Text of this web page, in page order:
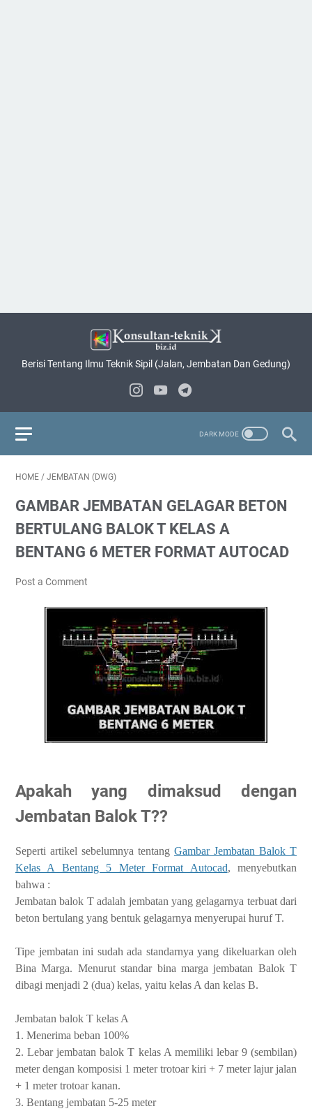
Berisi Tentang Ilmu Teknik Sipil (Jalan, Jembatan Dan Gedung)
HOME / JEMBATAN (DWG)
GAMBAR JEMBATAN GELAGAR BETON
BERTULANG BALOK T KELAS A
BENTANG 6 METER FORMAT AUTOCAD
Post a Comment
Apakah yang dimaksud dengan
Jembatan Balok T??
Seperti artikel sebelumnya tentang Gambar Jembatan Balok T
Kelas A Bentang 5 Meter Format Autocad, menyebutkan
bahwa :
Jembatan balok T adalah jembatan yang gelagarnya terbuat dari
beton bertulang yang bentuk gelagarnya menyerupai huruf T.
Tipe jembatan ini sudah ada standarnya yang dikeluarkan oleh
Bina Marga. Menurut standar bina marga jembatan Balok T
dibagi menjadi 2 (dua) kelas, yaitu kelas A dan kelas B.
Jembatan balok T kelas A
1. Menerima beban 100%
2.Lebar jembatan balok T kelas A memiliki lebar 9 (sembilan)
meter dengan komposisi 1 meter trotoar kiri + 7 meter lajur jalan
+ 1 meter trotoar kanan.
3. Bentang jembatan 5-25 meter